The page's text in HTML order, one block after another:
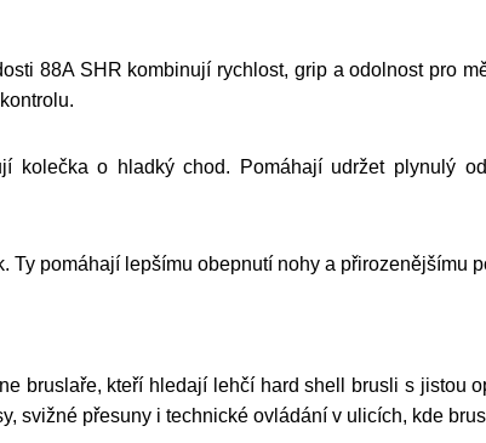
88A SHR kombinují rychlost, grip a odolnost pro
kolečka o hladký chod. Pomáhají udržet plynulý
Ty pomáhají lepšímu obepnutí nohy a přirozenějšímu
bruslaře, kteří hledají lehčí hard shell brusli s jistou
svižné přesuny i technické ovládání v ulicích, kde